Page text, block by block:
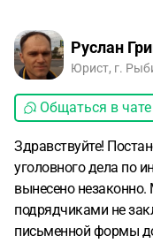
Руслан
Юрист, г.
Общаться в чате
Здравствуйте!
уголовного дела по
вынесено
подрядчиками не
письменной формы